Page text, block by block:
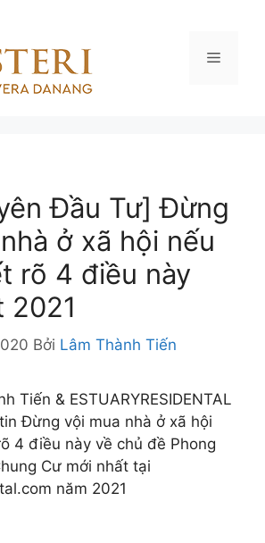
Menu
Đầu Tư] Đừng
ở xã hội nếu
rõ 4 điều này
2021
Bởi Lâm Thành Tiến
Tiến & ESTUARYRESIDENTAL
Đừng vội mua nhà ở xã hội
4 điều này về chủ đề Phong
Cư mới nhất tại
năm 2021